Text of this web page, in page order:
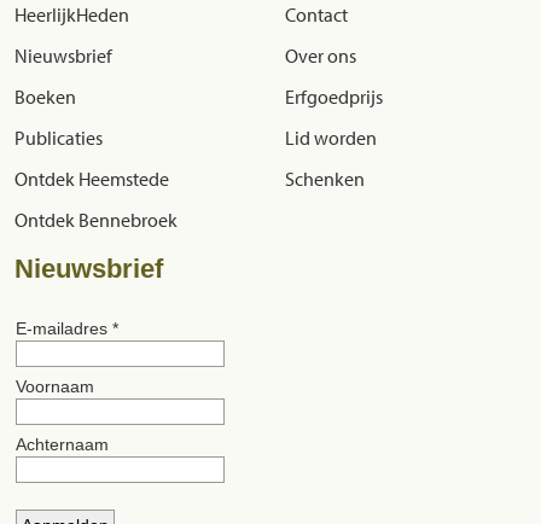
HeerlijkHeden
Nieuwsbrief
Boeken
Publicaties
Ontdek Heemstede
Ontdek Bennebroek
Contact
Over ons
Erfgoedprijs
Lid worden
Schenken
Nieuwsbrief